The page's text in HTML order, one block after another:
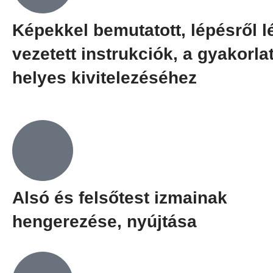
Képekkel bemutatott, lépésről
vezetett instrukciók, a
helyes kivitelezéséhez
Alsó és felsőtest izmainak
hengerezése, nyújtása